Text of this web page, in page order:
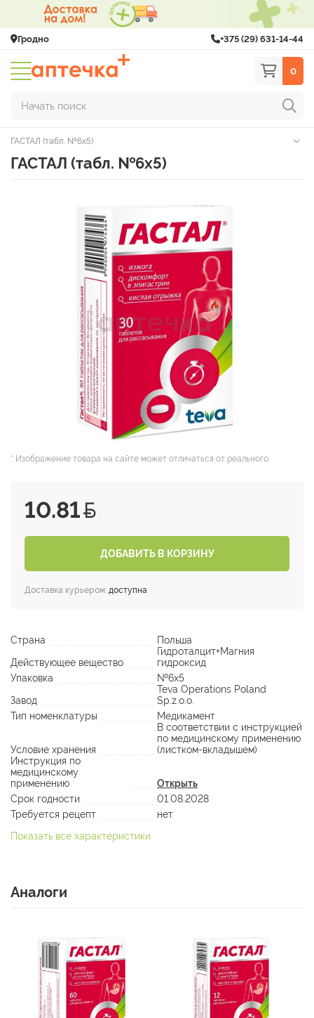
Гродно +375 (29) 631-14-44
0
Начать поиск
ГАСТАЛ (табл. №6х5)
ГАСТАЛ (табл. №6х5)
* Изображение товара на сайте может отличаться от реального.
10.81
ДОБАВИТЬ В КОРЗИНУ
Доставка курьером: доступна
Страна
Польша
Действующее вещество
Гидроталцит+Магния
гидроксид
Упаковка
№6х5
Завод
Teva Operations Poland
Sp.z.o.o.
Тип номенклатуры
Медикамент
Условие хранения
В соответствии с инструкцией
по медицинскому применению
(листком-вкладышем)
Инструкция по
медицинскому
применению
Открыть
Срок годности
01.08.2028
Требуется рецепт
нет
Показать все характеристики
Аналоги